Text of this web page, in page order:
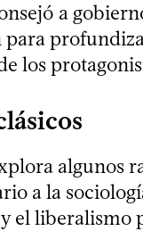
a
los
algunos
a la
el liberalismo